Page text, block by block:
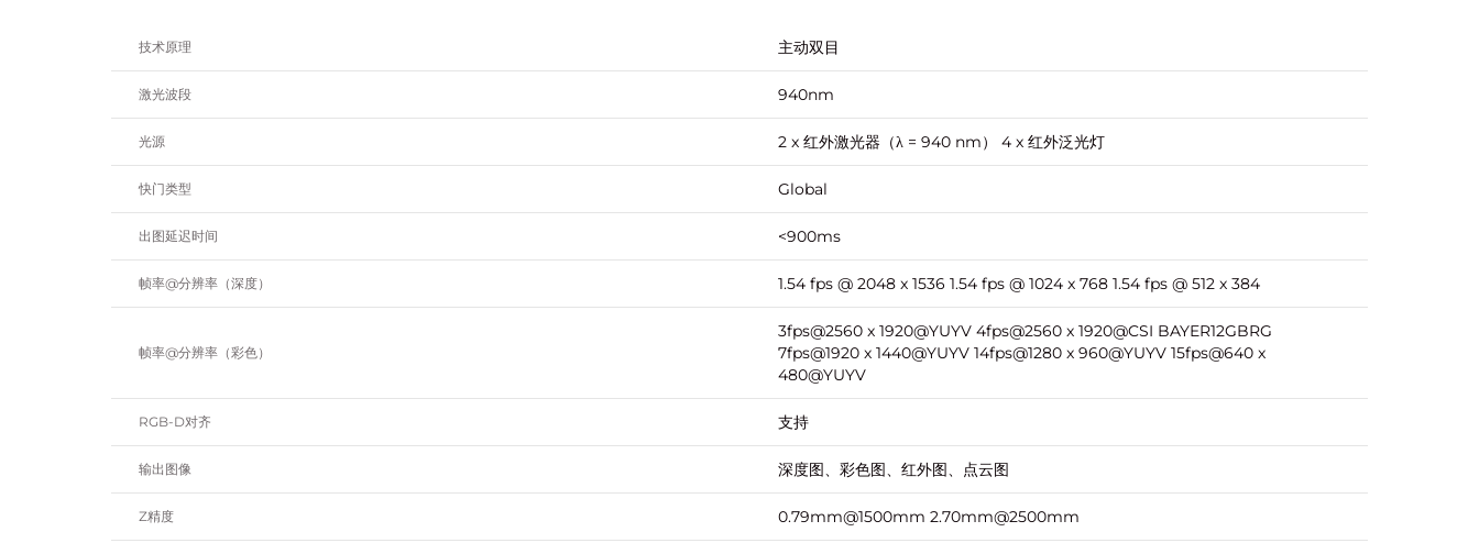
技术原理 主动双目
激光波段 940nm
光源 2 x 红外激光器（λ = 940 nm） 4 x 红外泛光灯
快门类型 Global
出图延迟时间 <900ms
帧率@分辨率（深度） 1.54 fps @ 2048 x 1536 1.54 fps @ 1024 x 768 1.54 fps @ 512 x 384
帧率@分辨率（彩色）
3fps@2560 x 1920@YUYV 4fps@2560 x 1920@CSI BAYER12GBRG
7fps@1920 x 1440@YUYV 14fps@1280 x 960@YUYV 15fps@640 x
480@YUYV
RGB-D对齐 支持
输出图像 深度图、彩色图、红外图、点云图
Z精度 0.79mm@1500mm 2.70mm@2500mm